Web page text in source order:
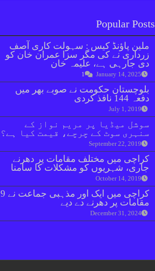
Popular Posts
ملین پاؤنڈ کیس : سہولت کاری آصف
زرداری نے کی مگر سزا عمران خان کو
دی جارہی ہے، علیمہ خان
January 14, 2025
1
بلوچستان حکومت نے صوبے بھر میں
دفعہ 144 نافذ کردی
July 1, 2019
سوشل میڈیا پر مریم نواز کے
سنہری سوٹ کے چرچے، قیمت کیا ہے؟
September 22, 2019
کراچی میں مختلف مقامات پر دھرنے
جاری، شہریوں کو مشکلات کا سامنا
October 14, 2019
کراچی میں ایک اور مذہبی جماعت نے 9
مقامات پر دھرنے دے دیے
December 31, 2024